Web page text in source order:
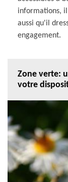
informations,
aussi qu'il
engagement.
Zone verte:
votre